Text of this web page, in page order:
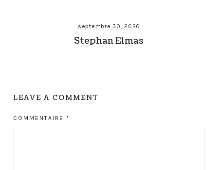
septembre 30, 2020
Stephan Elmas
LEAVE A COMMENT
COMMENTAIRE *